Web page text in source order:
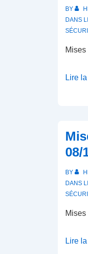
BY
DANS
Lire
08/
BY
DANS
Lire